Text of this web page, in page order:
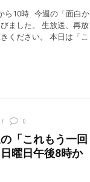
ら10時 今週の「面白か
ました。 生放送、再放
ください。 本日は「こ
0
「これもう一回
曜日午後8時か